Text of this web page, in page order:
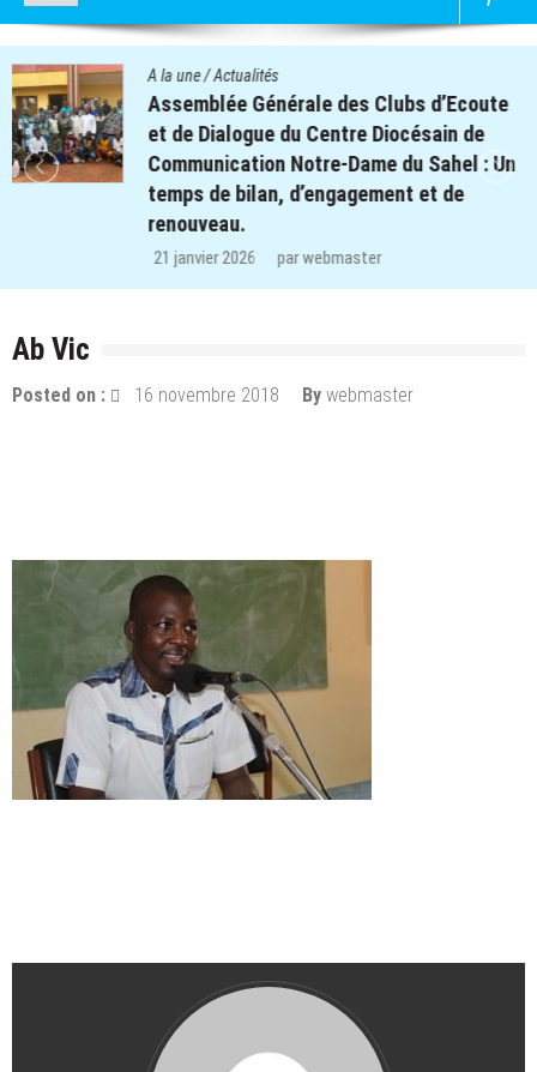
A la une/Actualités
Quatre cent soixante-deux (462) enfants
des clubs d’écoute du projet REPERE
retrouvent le chemin de l’école dans les
régions de Koulsé et de Yaadga.
29 décembre 2025
Ab Vic
Posted on : 16 novembre 2018 By webmaster